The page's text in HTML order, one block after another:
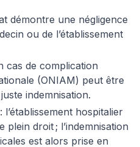
démontre une négligence
ou de l’établissement
cas de complication
(ONIAM) peut être
indemnisation.
: l’établissement hospitalier
droit ; l’indemnisation
est alors prise en